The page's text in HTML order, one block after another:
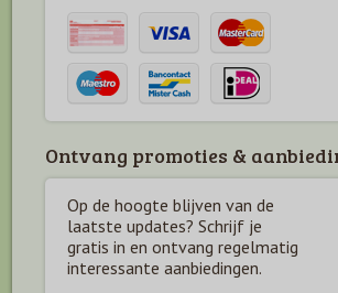
Ontvang promoties &
Op de hoogte blijven van de
laatste updates? Schrijf je
gratis in en ontvang regelmatig
interessante aanbiedingen.